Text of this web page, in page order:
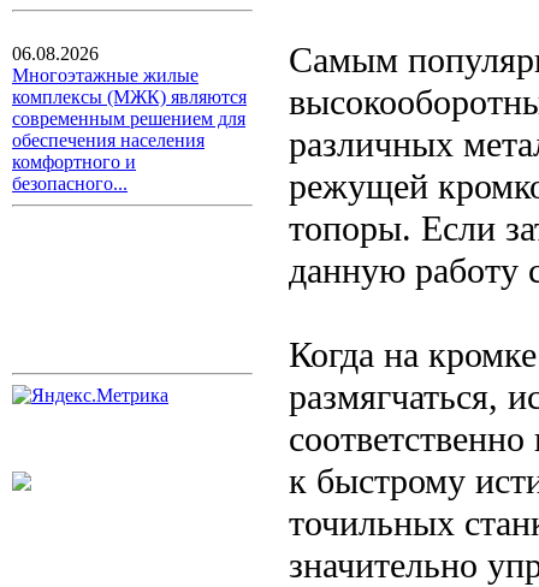
06.08.2026
Многоэтажные жилые
комплексы (МЖК) являются
современным решением для
обеспечения населения
комфортного и
безопасного...
Самым
различных
режущей
топоры. Если
данную работу
Когда на
размягчаться,
к быстрому
точильных
значительно